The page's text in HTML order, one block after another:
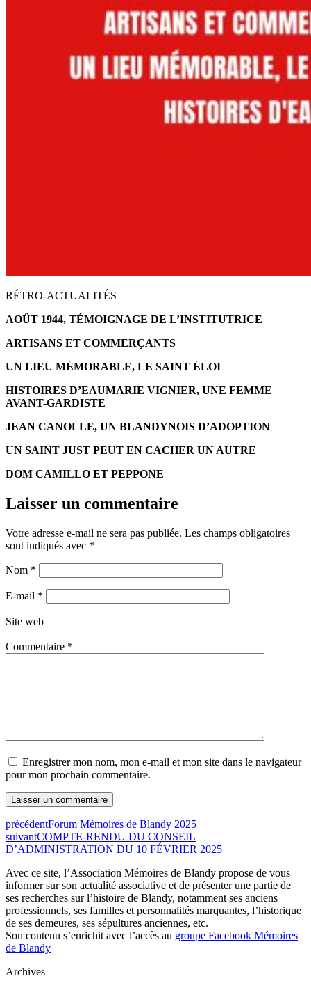
RÉTRO-ACTUALITÉS
AOÛT 1944, TÉMOIGNAGE DE L’INSTITUTRICE
ARTISANS ET COMMERÇANTS
UN LIEU MÉMORABLE, LE SAINT ÉLOI
HISTOIRES D’EAUMARIE VIGNIER, UNE FEMME
AVANT-GARDISTE
JEAN CANOLLE, UN BLANDYNOIS D’ADOPTION
UN SAINT JUST PEUT EN CACHER UN AUTRE
DOM CAMILLO ET PEPPONE
Laisser un commentaire
Votre adresse e-mail ne sera pas publiée. Les champs obligatoires
sont indiqués avec *
Nom *
E-mail *
Site web
Commentaire *
Enregistrer mon nom, mon e-mail et mon site dans le navigateur
pour mon prochain commentaire.
précédentForum Mémoires de Blandy 2025
suivantCOMPTE-RENDU DU CONSEIL
D’ADMINISTRATION DU 10 FÉVRIER 2025
Avec ce site, l’Association Mémoires de Blandy propose de vous
informer sur son actualité associative et de présenter une partie de
ses recherches sur l’histoire de Blandy, notamment ses anciens
professionnels, ses familles et personnalités marquantes, l’historique
de ses demeures, ses sépultures anciennes, etc.
Son contenu s’enrichit avec l’accès au groupe Facebook Mémoires
de Blandy
Archives